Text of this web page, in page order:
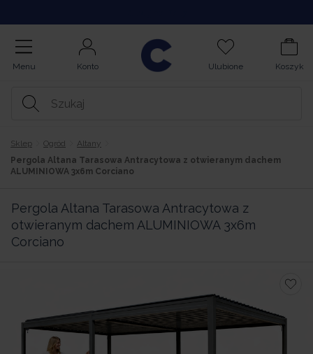
Menu Konto Ulubione Koszyk
Sklep Ogród
Altany
Pergola Altana Tarasowa Antracytowa z otwieranym dachem
ALUMINIOWA 3x6m Corciano
Pergola Altana Tarasowa Antracytowa z
otwieranym dachem ALUMINIOWA 3x6m
Corciano